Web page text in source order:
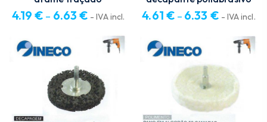
4.19€ – 6.63€
range:
4.19 €
- IVA incl. 4.61 € – 6.33 €
range:
4.61 €
- IVA incl.